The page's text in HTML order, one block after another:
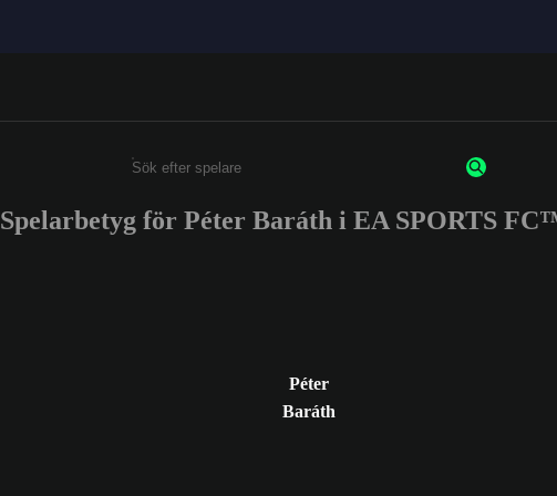
Ange minst 3 tecken eller siffror
Spelarbetyg för Péter Baráth i EA SPORTS
Péter
Baráth